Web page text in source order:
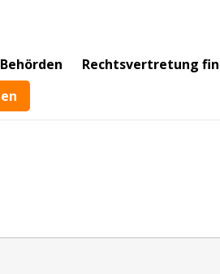
Rechtsvertretung